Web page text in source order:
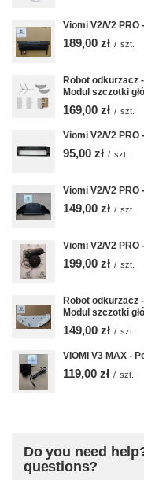
Viomi V2/V2 PRO
189,00 zł / szt.
Robot odkurzacz
Modul szczotki
169,00 zł / szt.
Viomi V2/V2 PRO
95,00 zł / szt.
Viomi V2/V2 PRO
149,00 zł / szt.
Viomi V2/V2 PRO
199,00 zł / szt.
Robot odkurzacz
Modul szczotki
149,00 zł / szt.
VIOMI V3 MAX -
119,00 zł / szt.
Do you need
questions?